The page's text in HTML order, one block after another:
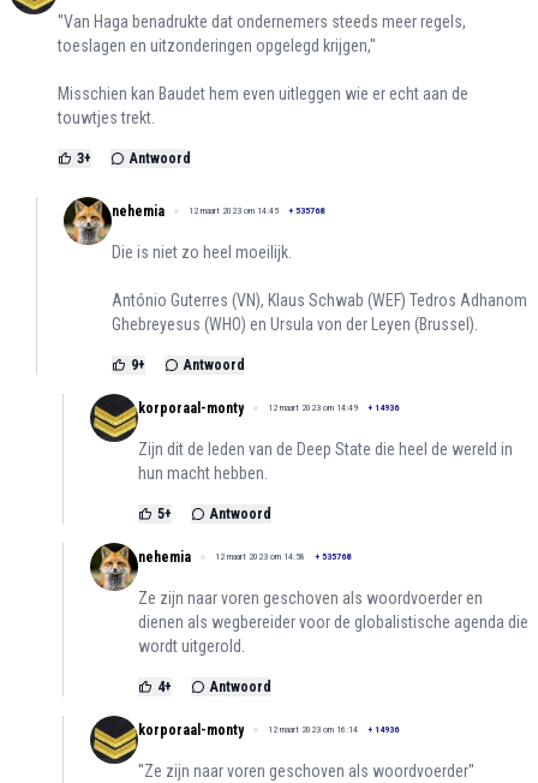
''Van Haga benadrukte dat ondernemers steeds meer regels,
toeslagen en uitzonderingen opgelegd krijgen,''
Misschien kan Baudet hem even uitleggen wie er echt aan de
touwtjes trekt.
3+ Antwoord
nehemia 12 maart 2023 om 14:45 + 535768
Die is niet zo heel moeilijk.
António Guterres (VN), Klaus Schwab (WEF) Tedros Adhanom
Ghebreyesus (WHO) en Ursula von der Leyen (Brussel).
9+ Antwoord
korporaal-monty 12 maart 2023 om 14:49 + 14936
Zijn dit de leden van de Deep State die heel de wereld in
hun macht hebben.
5+ Antwoord
nehemia 12 maart 2023 om 14:58 + 535768
Ze zijn naar voren geschoven als woordvoerder en
dienen als wegbereider voor de globalistische agenda die
wordt uitgerold.
4+ Antwoord
korporaal-monty 12 maart 2023 om 16:14 + 14936
''Ze zijn naar voren geschoven als woordvoerder''